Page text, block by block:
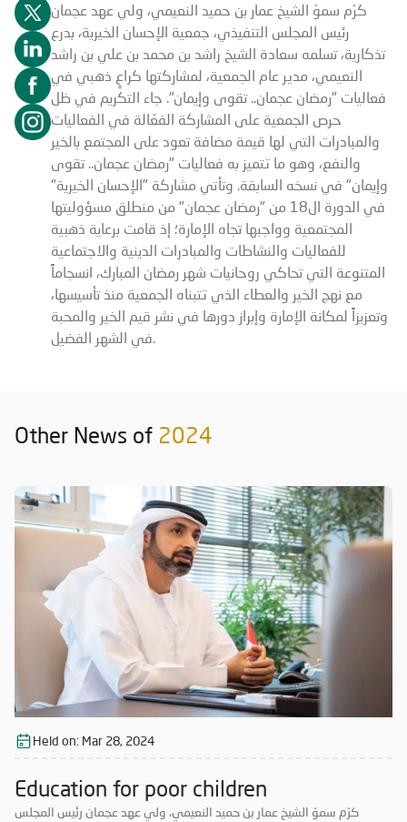
كرّم سموّ الشيخ عمار بن حميد النعيمي، ولي عهد عجمان
رئيس المجلس التنفيذي، جمعية الإحسان الخيرية، بدرع
تذكارية، تسلمه سعادة الشيخ راشد بن محمد بن علي بن راشد
النعيمي، مدير عام الجمعية، لمشاركتها كراعٍ ذهبي في
فعاليات "رمضان عجمان.. تقوى وإيمان". جاء التكريم في ظل
حرص الجمعية على المشاركة الفعّالة في الفعاليات
والمبادرات التي لها قيمة مضافة تعود على المجتمع بالخير
والنفع، وهو ما تتميز به فعاليات "رمضان عجمان.. تقوى
وإيمان" في نسخه السابقة. وتأتي مشاركة "الإحسان الخيرية"
في الدورة ال18 من "رمضان عجمان" من منطلق مسؤوليتها
المجتمعية وواجبها تجاه الإمارة؛ إذ قامت برعاية ذهبية
للفعاليات والنشاطات والمبادرات الدينية والاجتماعية
المتنوعة التي تحاكي روحانيات شهر رمضان المبارك، انسجاماً
مع نهج الخير والعطاء الذي تتبناه الجمعية منذ تأسيسها،
وتعزيزاً لمكانة الإمارة وإبراز دورها في نشر قيم الخير والمحبة
في الشهر الفضيل.
Other News of 2024
Held on: Mar 28, 2024
Education for poor children
كرّم سموّ الشيخ عمار بن حميد النعيمي، ولي عهد عجمان رئيس المجلس